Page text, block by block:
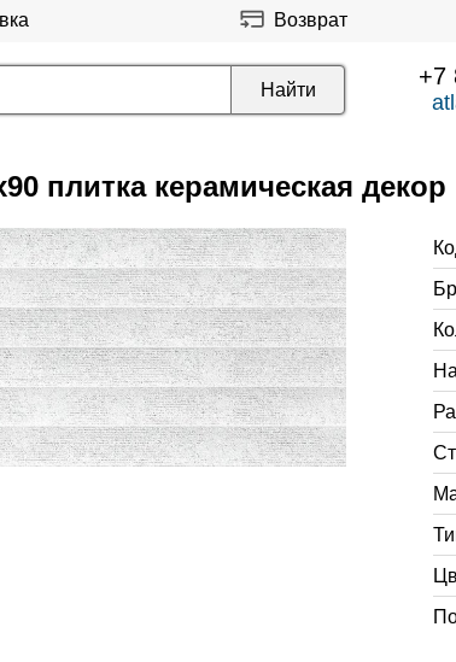
Возврат
+7
плитка керамическая декор